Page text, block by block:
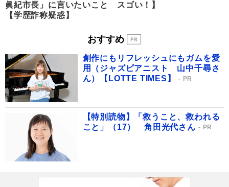
眞紀市長」に言いたいこと
【学歴詐称疑惑】
スゴい！】
おすすめ
創作にもリフレッシュにもガムを愛
用（ジャズピアニスト 山中千尋さ
ん）【LOTTE TIMES】
PR
【特別読物】「救うこと、救われる
こと」（17） 角田光代さん
PR